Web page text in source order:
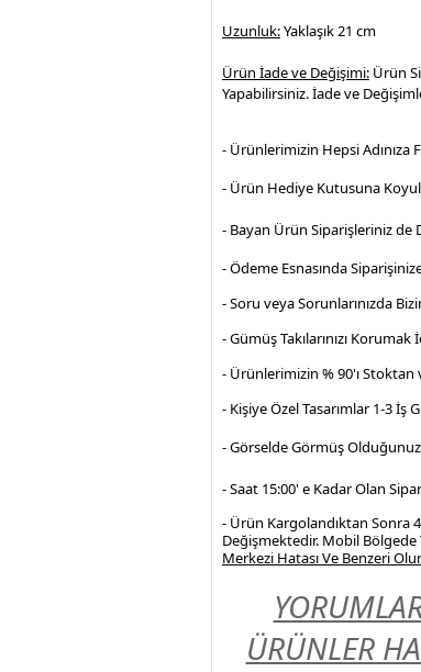
Uzunluk:Yaklaşık 21 cm
Ürün İade ve Değişimi: Ürün
Yapabilirsiniz. İade ve
- Ürünlerimizin Hepsi Adınıza
- Ürün Hediye Kutusuna
- Bayan Ürün Siparişleriniz de
- Ödeme Esnasında
- Soru veya Sorunlarınızda
- Gümüş Takılarınızı
- Ürünlerimizin % 90'ı Stoktan
- Kişiye Özel Tasarımlar 1-3 İş
- Görselde Görmüş
- Saat 15:00' e Kadar Olan
- Ürün Kargolandıktan Sonra
Değişmektedir. Mobil Bölgede
Merkezi Hatası Ve Benzeri
ÜRÜNLER